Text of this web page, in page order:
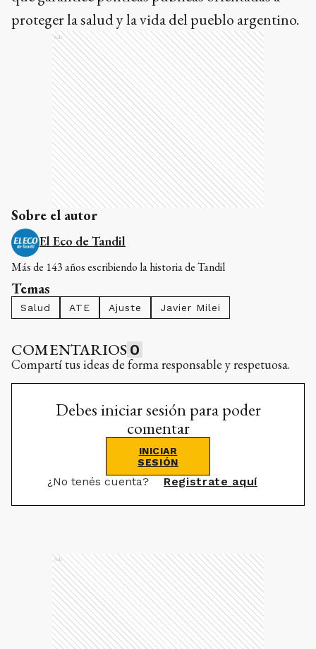
proteger la salud y la vida del pueblo argentino.
Ads
Sobre el autor
El Eco de Tandil
Más de 143 años escribiendo la historia de Tandil
Temas
Salud ATE Ajuste Javier Milei
COMENTARIOS 0
Compartí tus ideas de forma responsable y respetuosa.
Debes iniciar sesión para poder
comentar
INICIAR
SESIÓN
¿No tenés cuenta? Registrate aquí
Ads